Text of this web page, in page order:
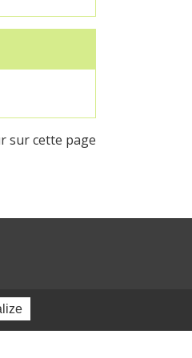
sur cette page